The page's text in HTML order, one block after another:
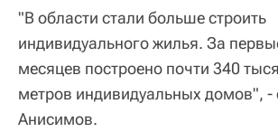
"В области стали больше строить
индивидуального жилья. За
месяцев построено почти 340
метров индивидуальных домов",
Анисимов.